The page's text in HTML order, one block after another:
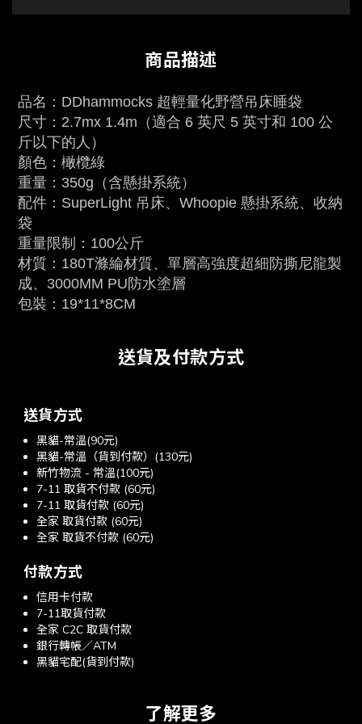
商品描述
品名：DDhammocks 超輕量化野營吊床睡袋
尺寸：2.7mx 1.4m（適合 6 英尺 5 英寸和 100 公
斤以下的人）
顏色：橄欖綠
重量：350g（含懸掛系統）
配件：SuperLight 吊床、Whoopie 懸掛系統、收納
袋
重量限制：100公斤
材質：180T滌綸材質、單層高強度超細防撕尼龍製
成、3000MM PU防水塗層
包裝：19*11*8CM
送貨及付款方式
送貨方式
黑貓-常溫(90元)
黑貓-常溫（貨到付款）(130元)
新竹物流 - 常溫(100元)
7-11 取貨不付款 (60元)
7-11 取貨付款 (60元)
全家 取貨付款 (60元)
全家 取貨不付款 (60元)
付款方式
信用卡付款
7-11取貨付款
全家 C2C 取貨付款
銀行轉帳／ATM
黑貓宅配(貨到付款)
了解更多